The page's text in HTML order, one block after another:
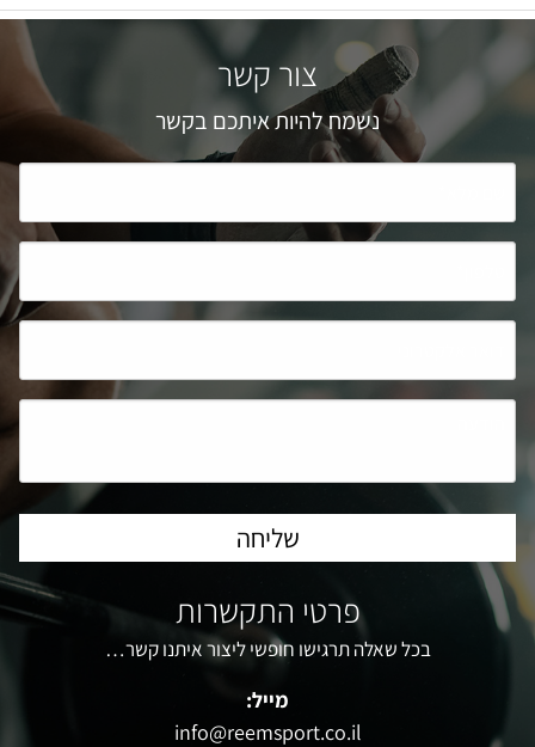
צור קשר
נשמח להיות איתכם בקשר
פרטי התקשרות
בכל שאלה תרגישו חופשי ליצור איתנו קשר…
מייל:
info@reemsport.co.il